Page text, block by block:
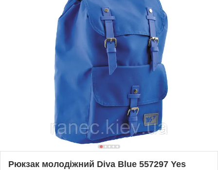
Рюкзак молодіжний Diva Blue 557297 Yes